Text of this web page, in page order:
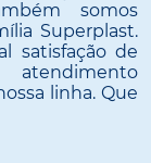
somos
Superplast.
satisfação de
linha. Que